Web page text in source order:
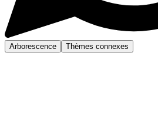
Arborescence Thèmes connexes